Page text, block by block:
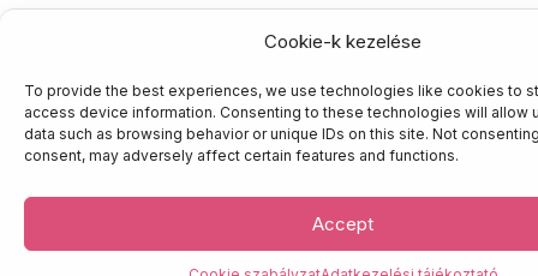
To provide the best experiences, we use technologies like cookies to